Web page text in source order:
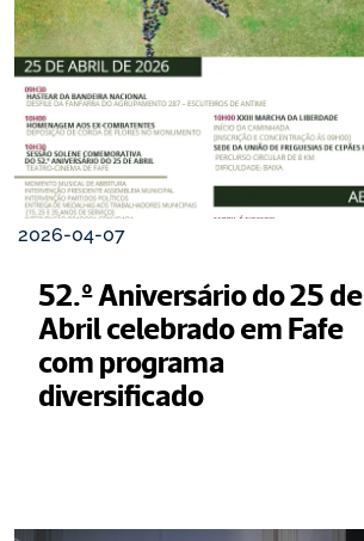
2026-04-07
52.º Aniversário do 25 de
Abril celebrado em Fafe
com programa
diversificado